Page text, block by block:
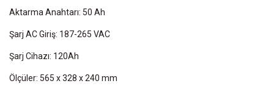
Aktarma Anahtarı: 50 Ah
Şarj AC Giriş: 187-265 VAC
Şarj Cihazı: 120Ah
Ölçüler: 565 x 328 x 240 mm